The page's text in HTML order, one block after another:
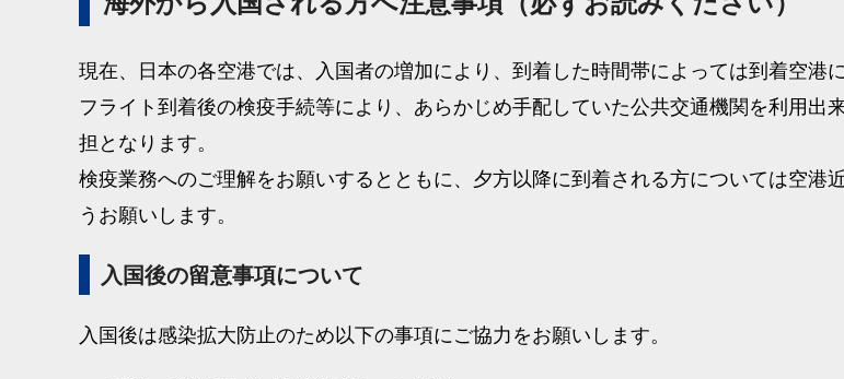
現在、日本の各空港では、入国者の増加により、到着した時間帯によっては到着空港
フライト到着後の検疫手続等により、あらかじめ手配していた公共交通機関を利用
担となります。
検疫業務へのご理解をお願いするとともに、夕方以降に到着される方については空港
うお願いします。
入国後の留意事項について
入国後は感染拡大防止のため以下の事項にご協力をお願いします。